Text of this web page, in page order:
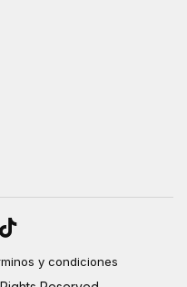
y condiciones